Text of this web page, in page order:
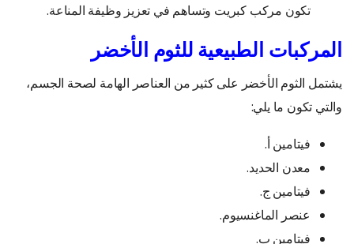
تكون مركب كبريت وتساهم في تعزيز وظيفة المناعة.
المركبات الطبيعية للثوم الأخضر
يشتمل الثوم الأخضر على كثير من العناصر الهامة لصحة الجسم،
والتي تكون ما يلي:
فيتامين أ.
معدن الحديد.
فيتامين ج.
عنصر الماغنسيوم.
فيتامين ب.